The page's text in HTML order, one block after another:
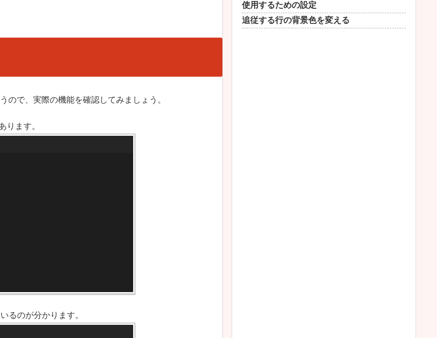
ので、実際の機能を確認してみましょう。
ります。
るのが分かります。
使用するための設定
追従する行の背景色を変える